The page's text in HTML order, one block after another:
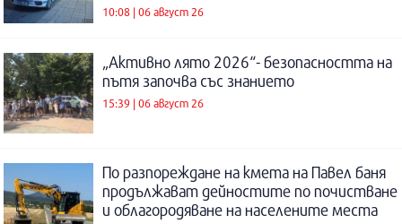
10:08 | 06 август 26
„Активно лято 2026“- безопасността на
пътя започва със знанието
15:39 | 06 август 26
По разпореждане на кмета на Павел баня
продължават дейностите по почистване
и облагородяване на населените места